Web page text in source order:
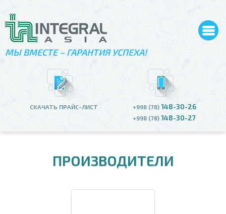
МЫ ВМЕСТЕ – ГАРАНТИЯ УСПЕХА!
+998 (78) 148-30-26
+998 (78) 148-30-27
СКАЧАТЬ ПРАЙС-ЛИСТ
ПРОИЗВОДИТЕЛИ